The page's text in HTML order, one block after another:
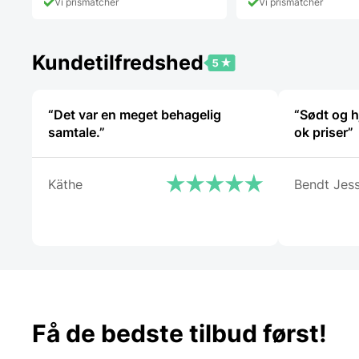
Kundetilfredshed
“Det var en meget behagelig
samtale.”
Käthe
“Sødt og
ok priser”
Bendt
Få de bedste tilbud først!